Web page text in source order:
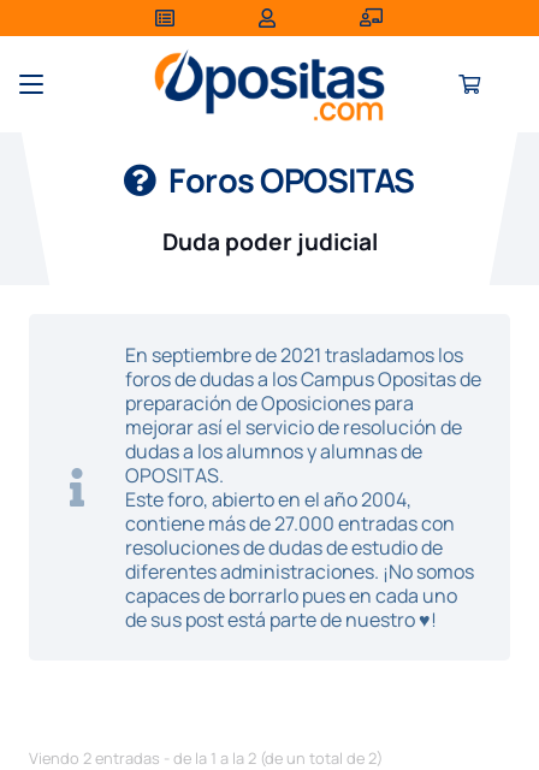
Foros OPOSITAS
Duda poder judicial
En septiembre de 2021 trasladamos los
foros de dudas a los Campus Opositas de
preparación de Oposiciones para
mejorar así el servicio de resolución de
dudas a los alumnos y alumnas de
OPOSITAS.
Este foro, abierto en el año 2004,
contiene más de 27.000 entradas con
resoluciones de dudas de estudio de
diferentes administraciones. ¡No somos
capaces de borrarlo pues en cada uno
de sus post está parte de nuestro ♥!
Viendo 2 entradas - de la 1 a la 2 (de un total de 2)